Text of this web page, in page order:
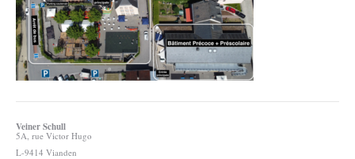
Veiner Schull
5A, rue Victor Hugo
L-9414 Vianden